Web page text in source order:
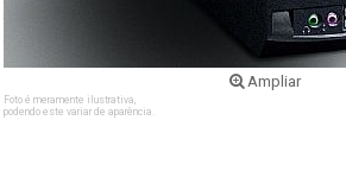
Ampliar
Foto é meramente ilustrativa,
podendo este variar de aparência.